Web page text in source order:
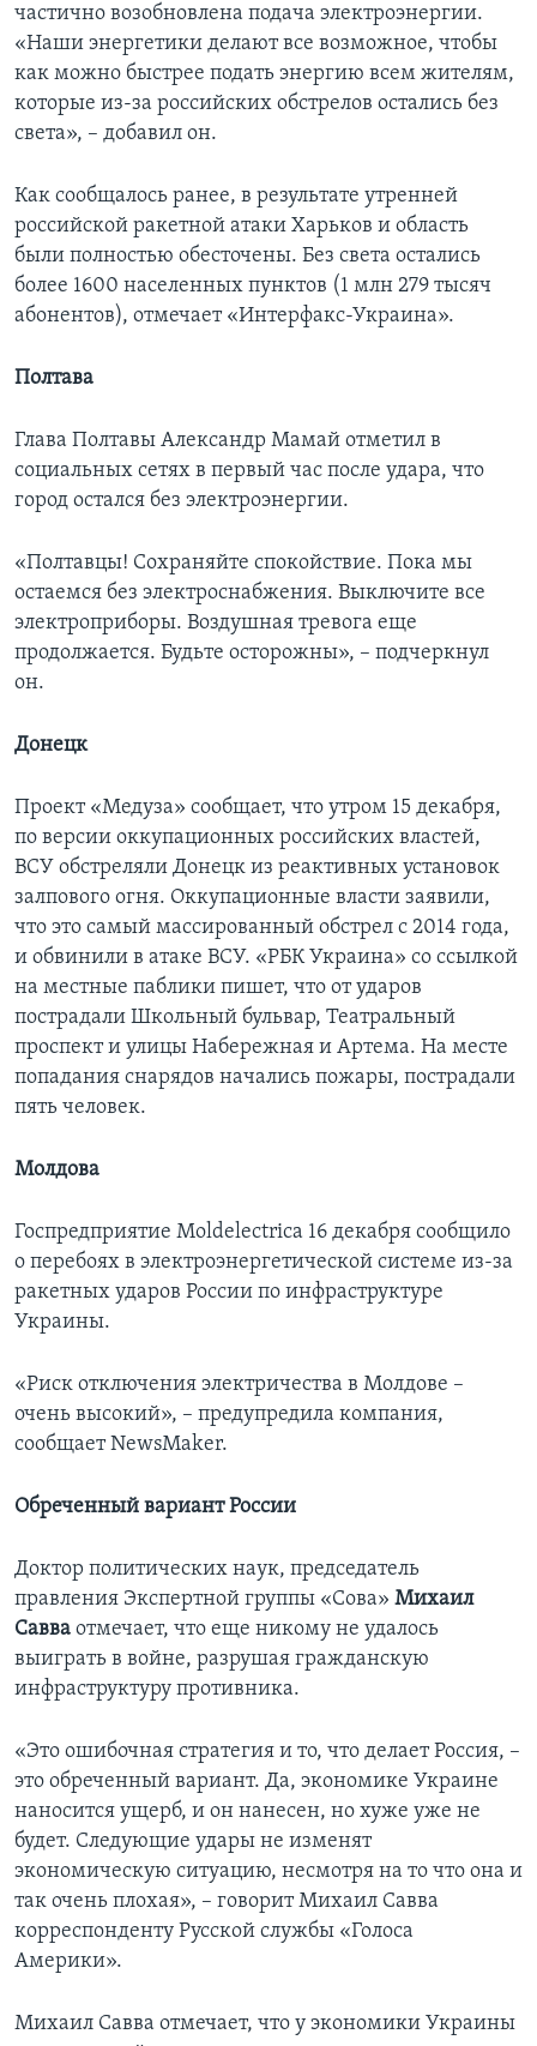
частично возобновлена подача электроэнергии.
«Наши энергетики делают все возможное, чтобы
как можно быстрее подать энергию всем жителям,
которые из-за российских обстрелов остались без
света», – добавил он.
Как сообщалось ранее, в результате утренней
российской ракетной атаки Харьков и область
были полностью обесточены. Без света остались
более 1600 населенных пунктов (1 млн 279 тысяч
абонентов), отмечает «Интерфакс-Украина».
Полтава
Глава Полтавы Александр Мамай отметил в
социальных сетях в первый час после удара, что
город остался без электроэнергии.
«Полтавцы! Сохраняйте спокойствие. Пока мы
остаемся без электроснабжения. Выключите все
электроприборы. Воздушная тревога еще
продолжается. Будьте осторожны», – подчеркнул
он.
Донецк
Проект «Медуза» сообщает, что утром 15 декабря,
по версии оккупационных российских властей,
ВСУ обстреляли Донецк из реактивных установок
залпового огня. Оккупационные власти заявили,
что это самый массированный обстрел с 2014 года,
и обвинили в атаке ВСУ. «РБК Украина» со ссылкой
на местные паблики пишет, что от ударов
пострадали Школьный бульвар, Театральный
проспект и улицы Набережная и Артема. На месте
попадания снарядов начались пожары, пострадали
пять человек.
Молдова
Госпредприятие Moldelectrica 16 декабря сообщило
о перебоях в электроэнергетической системе из-за
ракетных ударов России по инфраструктуре
Украины.
«Риск отключения электричества в Молдове –
очень высокий», – предупредила компания,
сообщает NewsMaker.
Обреченный вариант России
Доктор политических наук, председатель
правления Экспертной группы «Сова» Михаил
Савва отмечает, что еще никому не удалось
выиграть в войне, разрушая гражданскую
инфраструктуру противника.
«Это ошибочная стратегия и то, что делает Россия, –
это обреченный вариант. Да, экономике Украине
наносится ущерб, и он нанесен, но хуже уже не
будет. Следующие удары не изменят
экономическую ситуацию, несмотря на то что она и
так очень плохая», – говорит Михаил Савва
корреспонденту Русской службы «Голоса
Америки».
Михаил Савва отмечает, что у экономики Украины